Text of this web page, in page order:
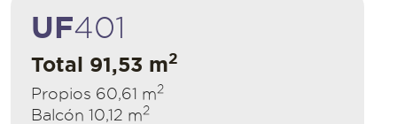
UF401
Total 91,53 m2
Propios 60,61 m2
Balcón 10,12 m2